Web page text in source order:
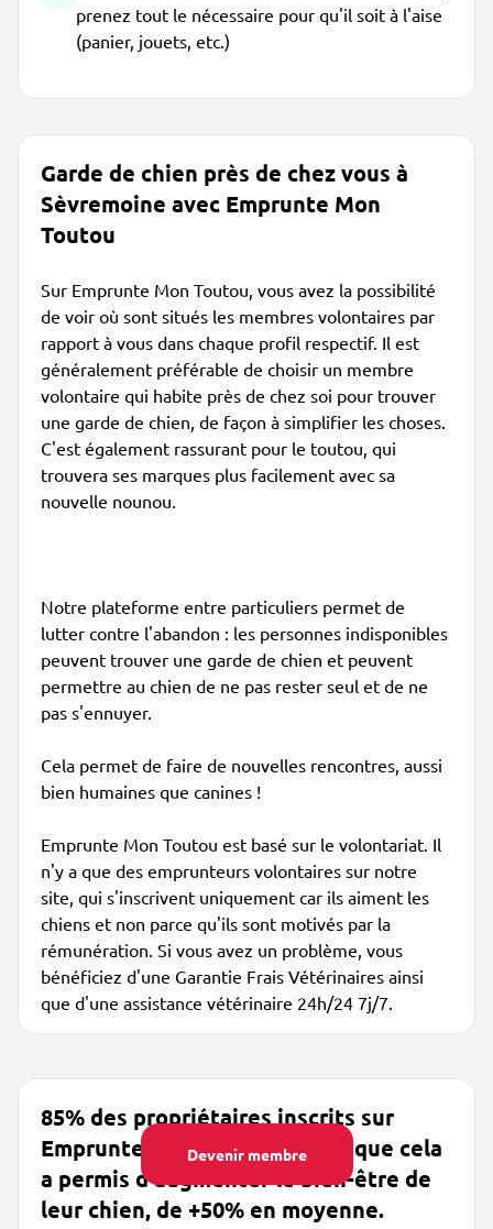
Devenir membre
prenez tout le nécessaire pour qu'il soit à l'aise
(panier, jouets, etc.)
Garde de chien près de chez vous à
Sèvremoine avec Emprunte Mon
Toutou
Sur Emprunte Mon Toutou, vous avez la possibilité
de voir où sont situés les membres volontaires par
rapport à vous dans chaque profil respectif. Il est
généralement préférable de choisir un membre
volontaire qui habite près de chez soi pour trouver
une garde de chien, de façon à simplifier les choses.
C'est également rassurant pour le toutou, qui
trouvera ses marques plus facilement avec sa
nouvelle nounou.
Notre plateforme entre particuliers permet de
lutter contre l'abandon : les personnes indisponibles
peuvent trouver une garde de chien et peuvent
permettre au chien de ne pas rester seul et de ne
pas s'ennuyer.
Cela permet de faire de nouvelles rencontres, aussi
bien humaines que canines !
Emprunte Mon Toutou est basé sur le volontariat. Il
n'y a que des emprunteurs volontaires sur notre
site, qui s'inscrivent uniquement car ils aiment les
chiens et non parce qu'ils sont motivés par la
rémunération. Si vous avez un problème, vous
bénéficiez d'une Garantie Frais Vétérinaires ainsi
que d'une assistance vétérinaire 24h/24 7j/7.
85% des propriétaires inscrits sur
Emprunte Mon Toutou disent que cela
a permis d'augmenter le bien-être de
leur chien, de +50% en moyenne.